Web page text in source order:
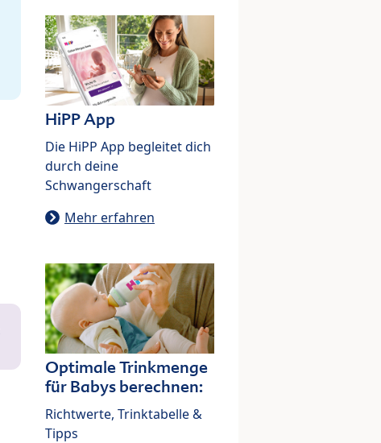
HiPP App
Die HiPP App begleitet dich
durch deine
Schwangerschaft
Mehr erfahren
Optimale Trinkmenge
für Babys berechnen:
Richtwerte, Trinktabelle &
Tipps